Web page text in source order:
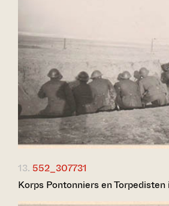
13. 552_307731
Korps Pontonniers en